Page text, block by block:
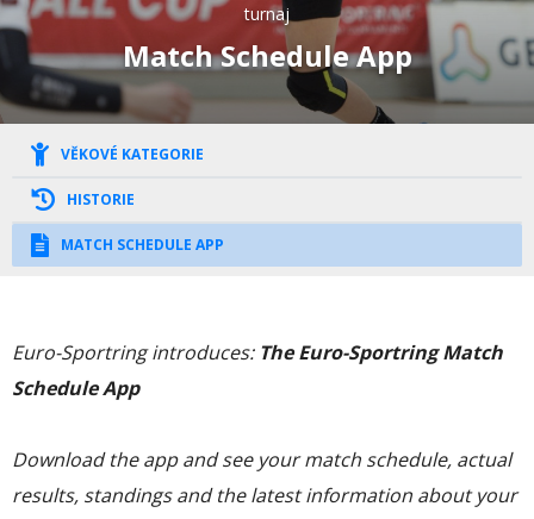
turnaj
Match Schedule App
VĚKOVÉ KATEGORIE
HISTORIE
MATCH SCHEDULE APP
Euro-Sportring introduces: The Euro-Sportring Match
Schedule App
Download the app and see your match schedule, actual
results, standings and the latest information about your